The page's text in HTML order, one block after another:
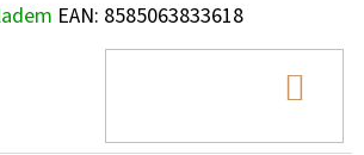
EAN: 8585063833618